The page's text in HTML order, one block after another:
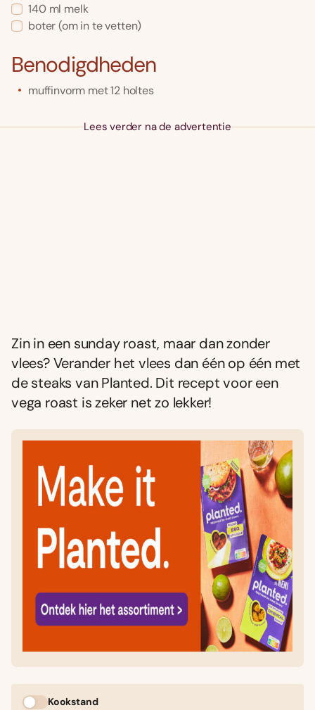
140 ml melk
boter(om in te vetten)
Benodigdheden
muffinvorm met 12 holtes
Lees verder na de advertentie
Zin in een sunday roast, maar dan zonder
vlees? Verander het vlees dan één op één met
de steaks van Planted. Dit recept voor een
vega roast is zeker net zo lekker!
Kookstand